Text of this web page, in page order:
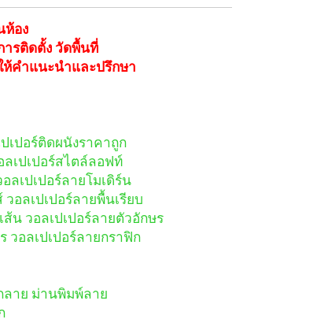
ห้อง
ารติดตั้ง วัดพื้นที่
ห้คำแนะนำและปรึกษา
เปอร์ติดผนังราคาถูก
ลเปเปอร์สไตล์ลอฟท์
ลเปเปอร์ลายโมเดิร์น
อลเปเปอร์ลายพื้นเรียบ
น วอลเปเปอร์ลายตัวอักษร
วอลเปเปอร์ลายกราฟิก
าย ม่านพิมพ์ลาย